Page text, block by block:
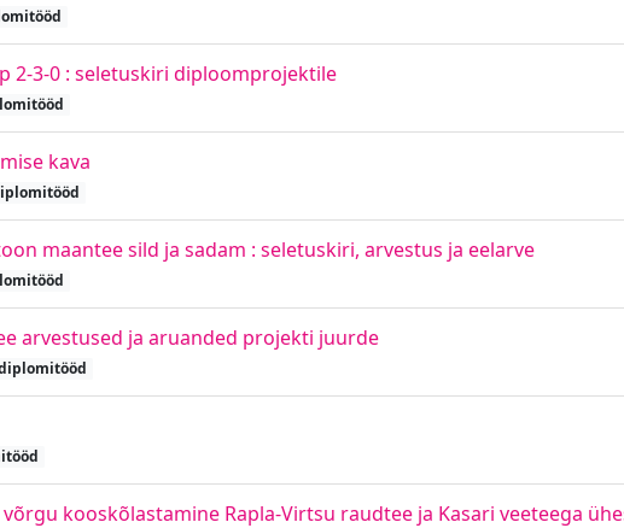
2-3-0 : seletuskiri diploomprojektile
kava
maantee sild ja sadam : seletuskiri, arvestus ja eelarve
arvestused ja aruanded projekti juurde
kooskõlastamine Rapla-Virtsu raudtee ja Kasari veeteega